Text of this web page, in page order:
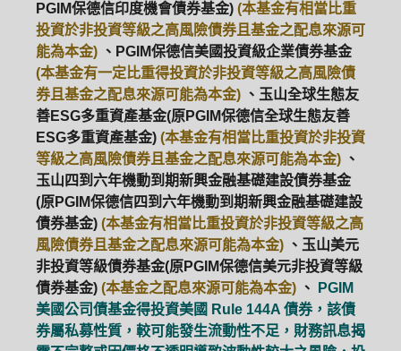
PGIM保德信印度機會債券基金) (本基金有相當比重
投資於非投資等級之高風險債券且基金之配息來源可
能為本金) 、PGIM保德信美國投資級企業債券基金
(本基金有一定比重得投資於非投資等級之高風險債
券且基金之配息來源可能為本金) 、玉山全球生態友
善ESG多重資產基金(原PGIM保德信全球生態友善
ESG多重資產基金) (本基金有相當比重投資於非投資
等級之高風險債券且基金之配息來源可能為本金) 、
玉山四到六年機動到期新興金融基礎建設債券基金
(原PGIM保德信四到六年機動到期新興金融基礎建設
債券基金) (本基金有相當比重投資於非投資等級之高
風險債券且基金之配息來源可能為本金) 、玉山美元
非投資等級債券基金(原PGIM保德信美元非投資等級
債券基金) (本基金之配息來源可能為本金) 、
PGIM
美國公司債基金得投資美國 Rule 144A 債券，該債
券屬私募性質，較可能發生流動性不足，財務訊息揭